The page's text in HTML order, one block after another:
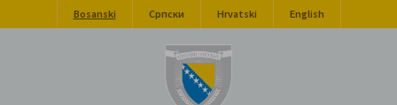
Bosanski Српски Hrvatski English